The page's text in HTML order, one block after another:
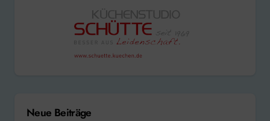
Neue Beiträge